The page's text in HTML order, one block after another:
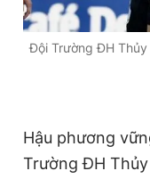
Đội Trường ĐH
Hậu phương
Trường ĐH